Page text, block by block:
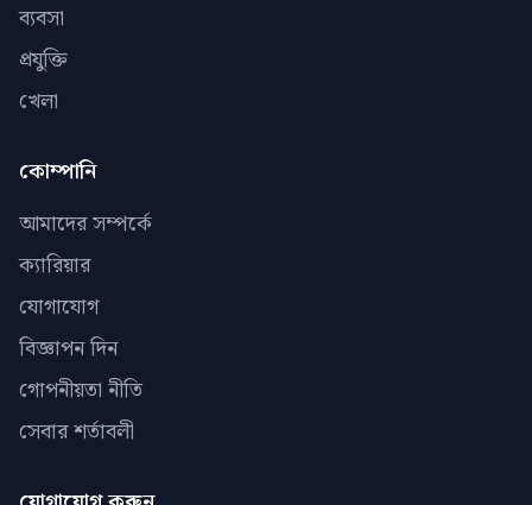
ব্যবসা
প্রযুক্তি
খেলা
কোম্পানি
আমাদের সম্পর্কে
ক্যারিয়ার
যোগাযোগ
বিজ্ঞাপন দিন
গোপনীয়তা নীতি
সেবার শর্তাবলী